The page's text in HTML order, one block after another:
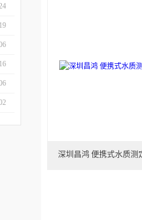
深圳昌鸿 便携式水质测